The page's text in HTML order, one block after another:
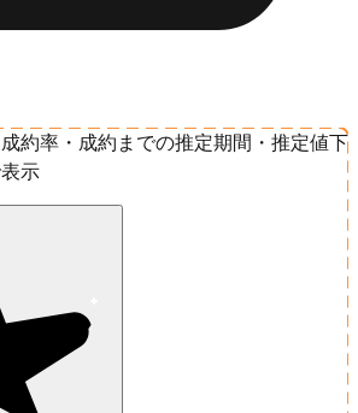
約率・成約までの推定期間・推定値下
示